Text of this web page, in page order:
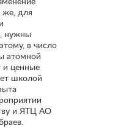
же, для
нужны
в число
атомной
и ценные
школой
и ЯТЦ АО